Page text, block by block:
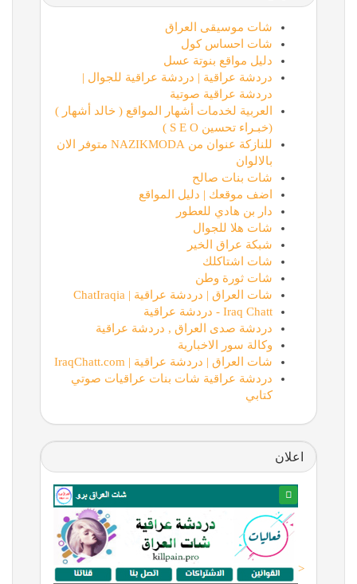
شات موسيقى العراق
شات احساس كول
دليل مواقع بنوتة عسل
دردشة عراقية | دردشة عراقية للجوال |
دردشة عراقية صوتية
العربية لخدمات أشهار المواقع ( خالد أشهار )
(خبـراء تحسين S E O )
للنازكة عنوان من NAZIKMODA متوفر الان
بالالوان
شات بنات صالح
اضف موقعك | دليل المواقع
دار بن هادي للعطور
شات هلا للجوال
شبكة عراق الخير
شات اشتاكلك
شات ثورة وطن
شات العراق | دردشة عراقية | ChatIraqia
Iraq Chatt - دردشة عراقية
دردشة صدى العراق , دردشة عراقية
وكالة سور الاخبارية
شات العراق | دردشة عراقية | IraqChatt.com
دردشة عراقية شات بنات عراقيات صوتي
كتابي
اعلان
<